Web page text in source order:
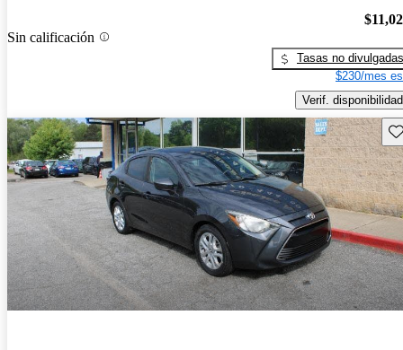
Sin calificación
Tasas no divulgadas
$230/mes
Verif. disponibilidad